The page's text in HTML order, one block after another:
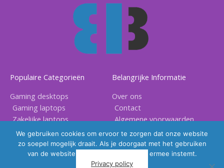
Populaire Categorieën
Gaming desktops
Gaming laptops
Zakelijke laptops
Gaming accessoires
Belangrijke Informatie
Over ons
Contact
Algemene voorwaarden
Privacy voorwaarden
We gebruiken cookies om ervoor te zorgen dat onze website
zo soepel mogelijk draait. Als je doorgaat met het gebruiken
van de website, gaan we er vanuit dat ermee instemt.
Privacy policy